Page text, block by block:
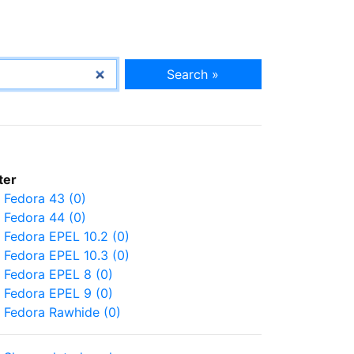
Search »
Fedora 43 (0)
Fedora 44 (0)
Fedora EPEL 10.2 (0)
Fedora EPEL 10.3 (0)
Fedora EPEL 8 (0)
Fedora EPEL 9 (0)
Fedora Rawhide (0)